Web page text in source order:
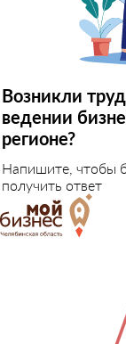
Возникли
ведении
регионе?
Напишите, чтобы
получить ответ